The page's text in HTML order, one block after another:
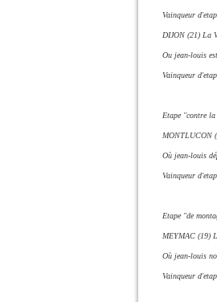
Vainqueur
DIJON (21) La
Ou jean-louis
Vainqueur
Etape "contre
MONTLUCON
Où jean-louis
Vainqueur
Etape "de
MEYMAC (19)
Où jean-louis
Vainqueur